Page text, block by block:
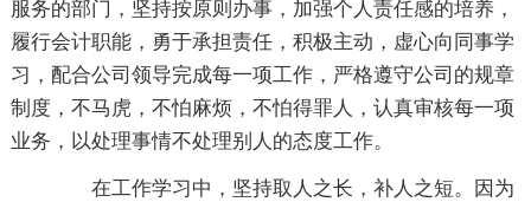
服务的部门，坚持按原则办事，加强个人责任感的培养，
履行会计职能，勇于承担责任，积极主动，虚心向同事学
习，配合公司领导完成每一项工作，严格遵守公司的规章
制度，不马虎，不怕麻烦，不怕得罪人，认真审核每一项
业务，以处理事情不处理别人的态度工作。
在工作学习中，坚持取人之长，补人之短。因为